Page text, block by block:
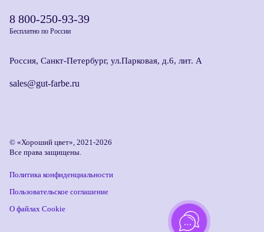
8 800-250-93-39
Бесплатно по России
Россия, Санкт-Петербург, ул.Парковая, д.6, лит. А
sales@gut-farbe.ru
© «Хороший цвет», 2021-2026
Все права защищены.
Политика конфиденциальности
Пользовательское соглашение
О файлах Cookie